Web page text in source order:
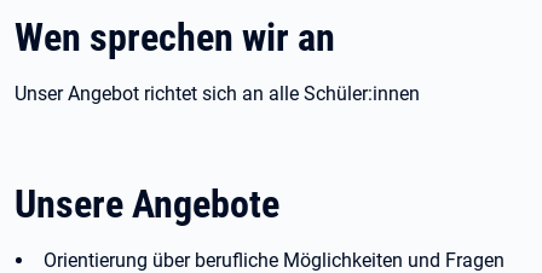
Wen sprechen wir an
Unser Angebot richtet sich an alle Schüler:innen
Unsere Angebote
Orientierung über berufliche Möglichkeiten und Fragen